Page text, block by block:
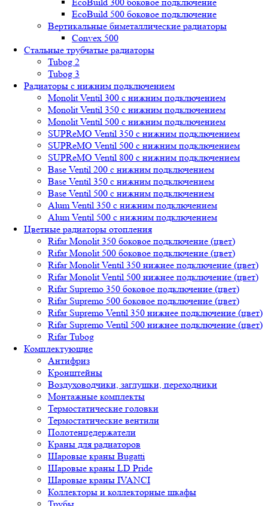
EcoBuild 500 боковое подключение
Вертикальные биметаллические радиаторы
Convex 500
Стальные трубчатые радиаторы
Tubog 2
Tubog 3
Радиаторы с нижним подключением
Monolit Ventil 300 с нижним подключением
Monolit Ventil 350 с нижним подключением
Monolit Ventil 500 с нижним подключением
SUPReMO Ventil 350 с нижним подключением
SUPReMO Ventil 500 с нижним подключением
SUPReMO Ventil 800 с нижним подключением
Base Ventil 200 с нижним подключением
Base Ventil 350 с нижним подключением
Base Ventil 500 с нижним подключением
Alum Ventil 350 с нижним подключением
Alum Ventil 500 с нижним подключением
Цветные радиаторы отопления
Rifar Monolit 350 боковое подключение (цвет)
Rifar Monolit 500 боковое подключение (цвет)
Rifar Monolit Ventil 350 нижнее подключение (цвет)
Rifar Monolit Ventil 500 нижнее подключение (цвет)
Rifar Supremo 350 боковое подключение (цвет)
Rifar Supremo 500 боковое подключение (цвет)
Rifar Supremo Ventil 350 нижнее подключение (цвет)
Rifar Supremo Ventil 500 нижнее подключение (цвет)
Rifar Tubog
Комплектующие
Антифриз
Кронштейны
Воздуховодчики, заглушки, переходники
Монтажные комплекты
Термостатические головки
Термостатические вентили
Полотенцедержатели
Краны для радиаторов
Шаровые краны Bugatti
Шаровые краны LD Pride
Шаровые краны IVANCI
Коллекторы и коллекторные шкафы
Трубы